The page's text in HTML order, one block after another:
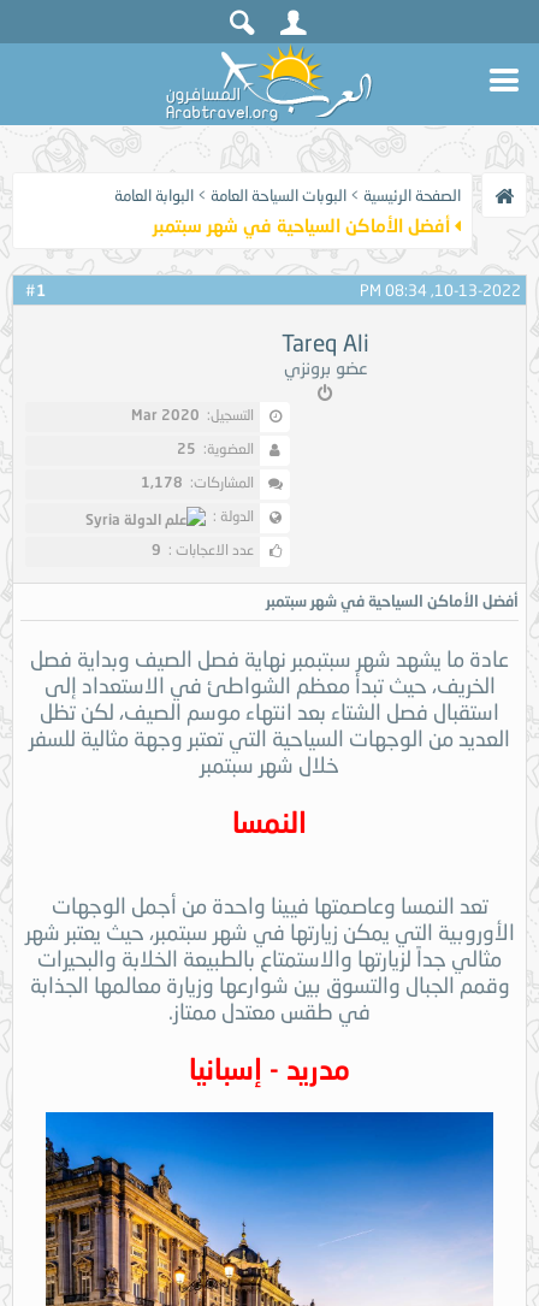
الصفحة الرئيسية > البوبات السياحة العامة > البوابة العامة
أفضل الأماكن السياحية في شهر سبتمبر
1 10-13-2022, 08:34 PM
Tareq Ali
عضو برونزي
التسجيل: Mar 2020
العضوية: 25
المشاركات: 1,178
الدولة :
عدد الاعجابات : 9
أفضل الأماكن السياحية في شهر سبتمبر
عادة ما يشهد شهر سبتبمبر نهاية فصل الصيف وبداية فصل
الخريف، حيث تبدأ معظم الشواطئ في الاستعداد إلى
استقبال فصل الشتاء بعد انتهاء موسم الصيف، لكن تظل
العديد من الوجهات السياحية التي تعتبر وجهة مثالية للسفر
خلال شهر سبتمبر
النمسا
تعد النمسا وعاصمتها فيينا واحدة من أجمل الوجهات
الأوروبية التي يمكن زيارتها في شهر سبتمبر، حيث يعتبر شهر
مثالي جداً لزيارتها والاستمتاع بالطبيعة الخلابة والبحيرات
وقمم الجبال والتسوق بين شوارعها وزيارة معالمها الجذابة
في طقس معتدل ممتاز.
مدريد - إسبانيا